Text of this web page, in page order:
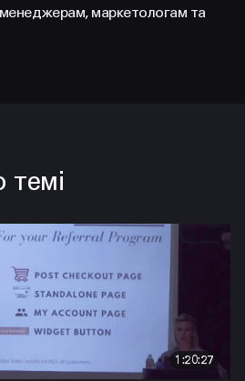
маркетологам та
темі
1:20:27